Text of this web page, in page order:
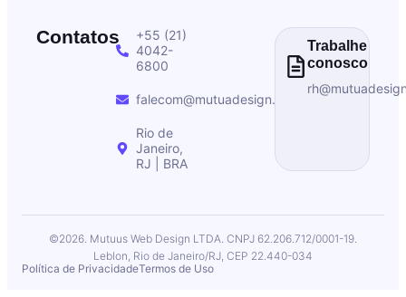
Contatos
+55 (21)
4042-
6800
falecom@mutuadesign.com
Rio de
Janeiro,
RJ | BRA
Trabalhe
conosco
©2026. Mutuus Web Design LTDA. CNPJ 62.206.712/0001-19.
Leblon, Rio de Janeiro/RJ, CEP 22.440-034
Política de PrivacidadeTermos de Uso